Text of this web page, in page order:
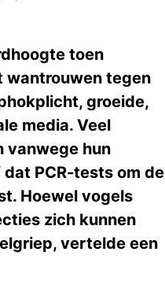
toen
wantrouwen tegen
groeide,
media. Veel
vanwege hun
PCR-tests om de
Hoewel vogels
zich kunnen
vertelde een